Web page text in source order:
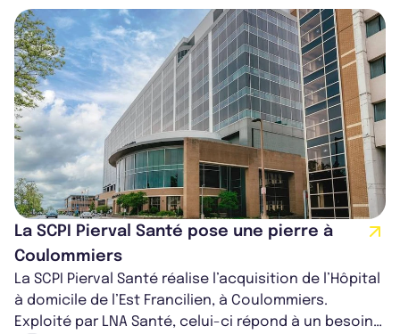
La SCPI Pierval Santé pose une pierre à
Coulommiers
La SCPI Pierval Santé réalise l’acquisition de l’Hôpital
à domicile de l’Est Francilien, à Coulommiers.
Exploité par LNA Santé, celui-ci répond à un besoin